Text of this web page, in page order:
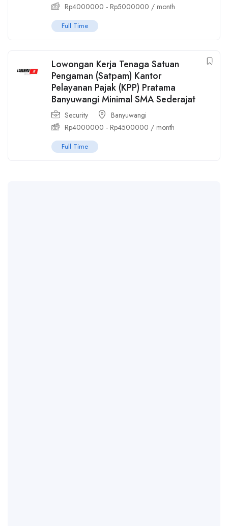
Rp4000000 - Rp5000000 / month
Full Time
Lowongan Kerja Tenaga Satuan
Pengaman (Satpam) Kantor
Pelayanan Pajak (KPP) Pratama
Banyuwangi Minimal SMA Sederajat
Security
Banyuwangi
Rp4000000 - Rp4500000 / month
Full Time